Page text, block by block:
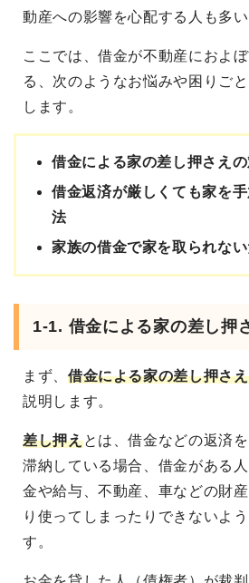
動産への影響を心配する人も多い
ここでは、借金が不動産におよ
る、次のようなお悩みや困りご
します。
借金による家の差し押さえ
借金返済が厳しくても家を
法
家族の借金で家を取られな
1-1. 借金による家の差し押
まず、 借金による家の差し押さ
説明します。
差し押えとは、借金などの返済
滞納している場合、借金がある
金や給与、不動産、車などの財
り使ってしまったりできないよ
す。